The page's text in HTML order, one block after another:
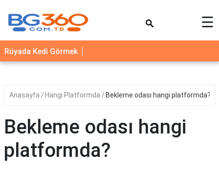
YEMEK
TARİFLERİ
SAĞLIK
İLETİŞİM
☰
Rüyada Kedi Görmek
Anasayfa Hangi Platformda Bekleme odası hangi platformda?
Bekleme odası hangi
platformda?